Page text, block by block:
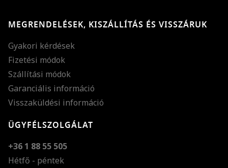
MEGRENDELÉSEK, KISZÁLLÍTÁS ÉS VISSZÁRUK
Gyakori kérdések
Fizetési módok
Szállítási módok
Garanciális információ
Visszaküldési információ
ÜGYFÉLSZOLGÁLAT
+36 1 88 55 505
Hétfő - péntek